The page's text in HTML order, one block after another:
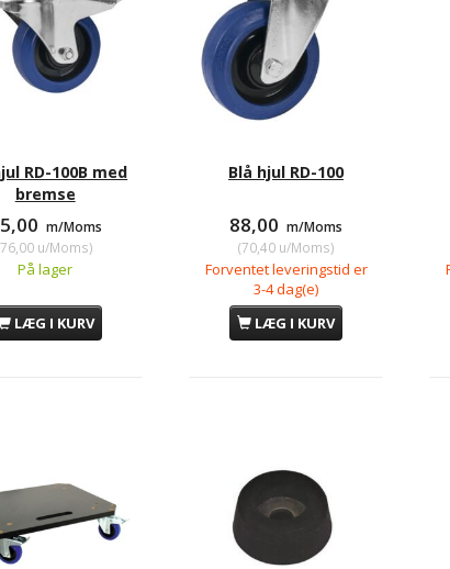
RD-100B med
bremse
m/Moms
76,00 u/Moms)
På lager
LÆG I KURV
Blå hjul RD-100
88,00 m/Moms
(70,40u/Moms)
Forventet leveringstid er
3-4 dag(e)
LÆG I KURV